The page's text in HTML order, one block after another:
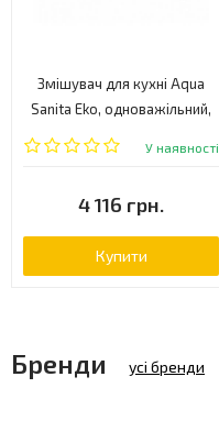
Змішувач для кухні Aqua
Sanita Eko, одноважільний,
ора (2561-112)
У наявності
4 116 грн.
Купити
Бренди усі бренди